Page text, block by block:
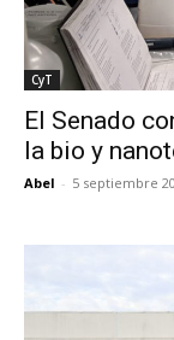
CyT
El Senado
la bio y
Abel - 5 septiembre